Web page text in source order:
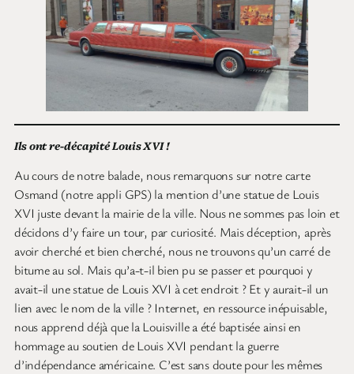
Ils ont re-décapité Louis XVI !
Au cours de notre balade, nous remarquons sur notre carte
Osmand (notre appli GPS) la mention d’une statue de Louis
XVI juste devant la mairie de la ville. Nous ne sommes pas loin et
décidons d’y faire un tour, par curiosité. Mais déception, après
avoir cherché et bien cherché, nous ne trouvons qu’un carré de
bitume au sol. Mais qu’a-t-il bien pu se passer et pourquoi y
avait-il une statue de Louis XVI à cet endroit ? Et y aurait-il un
lien avec le nom de la ville ? Internet, en ressource inépuisable,
nous apprend déjà que la Louisville a été baptisée ainsi en
hommage au soutien de Louis XVI pendant la guerre
d’indépendance américaine. C’est sans doute pour les mêmes